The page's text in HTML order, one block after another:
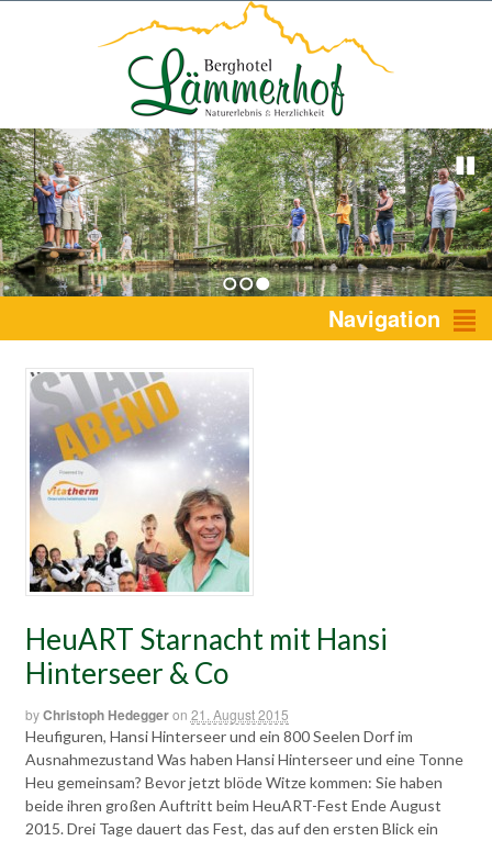
1 2 3 Navigation
HeuART Starnacht mit Hansi
Hinterseer & Co
byChristoph Hedeggeron 21. August 2015
Heufiguren, Hansi Hinterseer und ein 800 Seelen Dorf im
Ausnahmezustand Was haben Hansi Hinterseer und eine Tonne
Heu gemeinsam? Bevor jetzt blöde Witze kommen: Sie haben
beide ihren großen Auftritt beim HeuART-Fest Ende August
2015. Drei Tage dauert das Fest, das auf den ersten Blick ein